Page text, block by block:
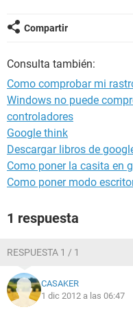
Compartir
Consulta también:
Como comprobar mi
Windows no puede
controladores
Google think
Descargar libros de
Como poner la casita en
Como poner modo
1 respuesta
RESPUESTA 1 / 1
CASAKER
1 dic 2012 a las 06:47